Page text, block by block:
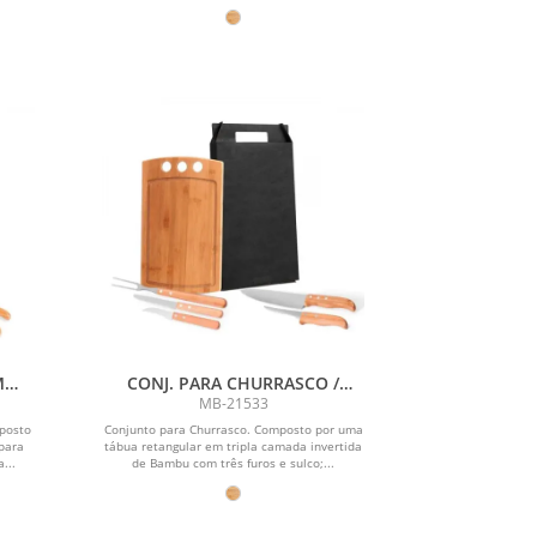
CONJ. PARA CHURRASCO /
COZINHA EM BAMBU / MADEIRA
/ INOX CALIFORNIA - 6 PÇS
MB-21533
Conjunto para Churrasco. Composto por uma
tábua retangular em tripla camada invertida
de Bambu com três furos e sulco;...